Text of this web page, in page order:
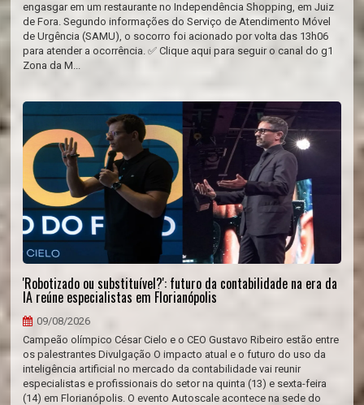
engasgar em um restaurante no Independência Shopping, em Juiz
de Fora. Segundo informações do Serviço de Atendimento Móvel
de Urgência (SAMU), o socorro foi acionado por volta das 13h06
para atender a ocorrência. ✅ Clique aqui para seguir o canal do g1
Zona da M...
'Robotizado ou substituível?': futuro da contabilidade na era da
IA reúne especialistas em Florianópolis
09/08/2026
Campeão olímpico César Cielo e o CEO Gustavo Ribeiro estão entre
os palestrantes Divulgação O impacto atual e o futuro do uso da
inteligência artificial no mercado da contabilidade vai reunir
especialistas e profissionais do setor na quinta (13) e sexta-feira
(14) em Florianópolis. O evento Autoscale acontece na sede do